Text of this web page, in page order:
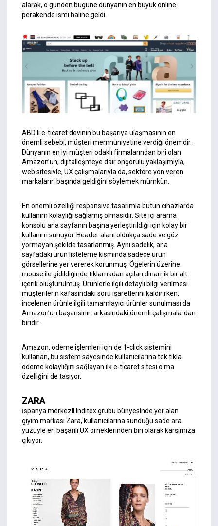
alarak, o günden bugüne dünyanın en büyük online
perakende ismi haline geldi.
ABD’li e-ticaret devinin bu başarıya ulaşmasının en
önemli sebebi, müşteri memnuniyetine verdiği önemdir.
Dünyanın en iyi müşteri odaklı firmalarından biri olan
Amazon’un, dijitalleşmeye dair öngörülü yaklaşımıyla,
web sitesiyle, UX çalışmalarıyla da, sektöre yön veren
markaların başında geldiğini söylemek mümkün.
En önemli özelliği responsive tasarımla bütün cihazlarda
kullanım kolaylığı sağlamış olmasıdır. Site içi arama
konsolu ana sayfanın başına yerleştirildiği için kolay bir
kullanım sunuyor. Header alanı oldukça sade ve göz
yormayan şekilde tasarlanmış. Aynı sadelik, ana
sayfadaki ürün listeleme kısmında sadece ürün
görsellerine yer vererek korunmuş. Ögelerin üzerine
mouse ile gidildiğinde tıklamadan açılan dinamik bir alt
içerik oluşturulmuş. Ürünlerle ilgili detaylı bilgi verilmesi
müşterilerin kafasındaki soru işaretlerini kaldırırken,
incelenen ürünle ilgili tamamlayıcı ürünler sunulması da
Amazon’un başarısının arkasındaki önemli çalışmalardan
biridir.
Amazon, ödeme işlemleri için de 1-click sistemini
kullanan, bu sistem sayesinde kullanıcılarına tek tıkla
ödeme kolaylığını sağlayan ilk e-ticaret sitesi olma
özelliğini de taşıyor.
ZARA
İspanya merkezli Inditex grubu bünyesinde yer alan
giyim markası Zara, kullanıcılarına sunduğu sade ara
yüzüyle en başarılı UX örneklerinden biri olarak karşımıza
çıkıyor.